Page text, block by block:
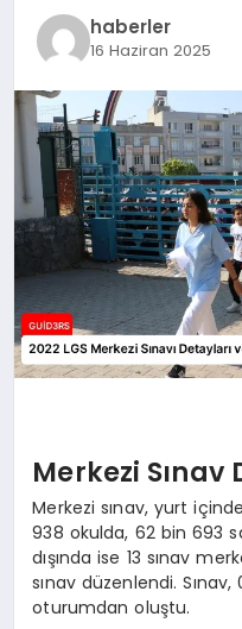
haberler
16 Haziran 2025
Merkezi Sınav
Merkezi sınav, yurt
938 okulda, 62 bin 693
dışında ise 13 sınav
sınav düzenlendi. Sınav,
oturumdan oluştu.